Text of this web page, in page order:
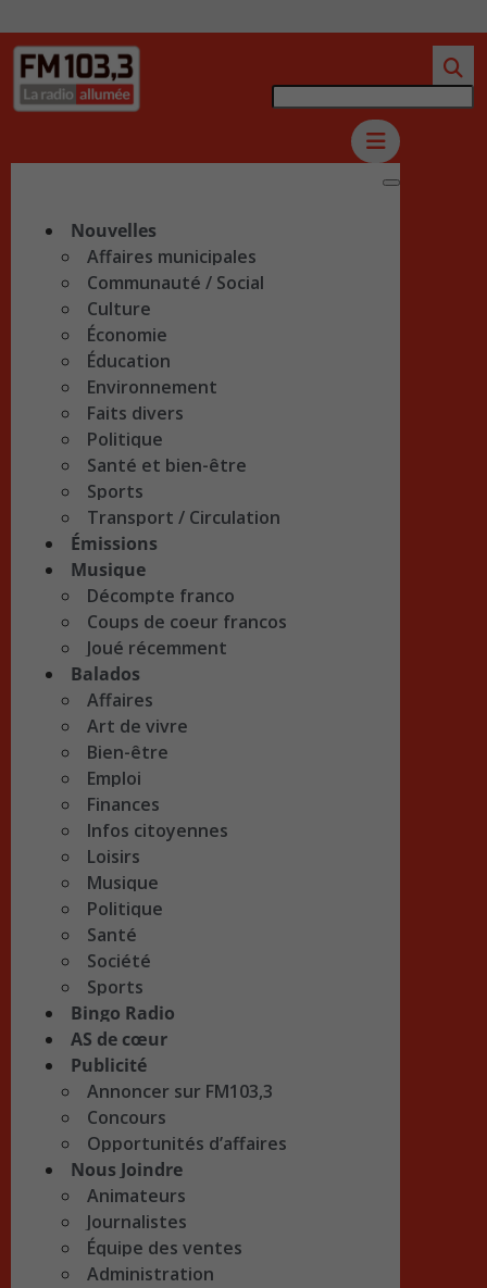
Nouvelles
Affaires municipales
Communauté / Social
Culture
Économie
Éducation
Environnement
Faits divers
Politique
Santé et bien-être
Sports
Transport / Circulation
Émissions
Musique
Décompte franco
Coups de coeur francos
Joué récemment
Balados
Affaires
Art de vivre
Bien-être
Emploi
Finances
Infos citoyennes
Loisirs
Musique
Politique
Santé
Société
Sports
Bingo Radio
AS de cœur
Publicité
Annoncer sur FM103,3
Concours
Opportunités d’affaires
Nous Joindre
Animateurs
Journalistes
Équipe des ventes
Administration